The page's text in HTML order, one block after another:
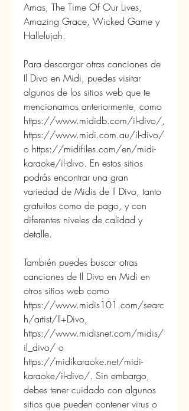
Amas, The Time Of Our Lives,
Amazing Grace, Wicked Game y
Hallelujah.
Para descargar otras canciones de
Il Divo en Midi, puedes visitar
algunos de los sitios web que te
mencionamos anteriormente, como
https://www.mididb.com/il-divo/,
https://www.midi.com.au/il-divo/
o https://midifiles.com/en/midi-
karaoke/il-divo. En estos sitios
podrás encontrar una gran
variedad de Midis de Il Divo, tanto
gratuitos como de pago, y con
diferentes niveles de calidad y
detalle.
También puedes buscar otras
canciones de Il Divo en Midi en
otros sitios web como
https://www.midis101.com/searc
h/artist/Il+Divo,
https://www.midisnet.com/midis/
il_divo/ o
https://midikaraoke.net/midi-
karaoke/il-divo/. Sin embargo,
debes tener cuidado con algunos
sitios que pueden contener virus o